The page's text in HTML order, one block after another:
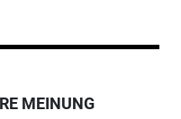
MEINUNG